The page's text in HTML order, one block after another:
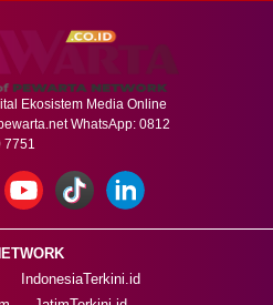
Ekosistem Media Online
WhatsApp: 0812
7751
IndonesiaTerkini.id